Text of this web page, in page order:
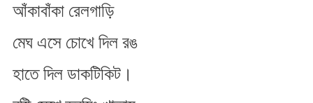
আঁকাবাঁকা রেলগাড়ি
মেঘ এসে চোখে দিল রঙ
হাতে দিল ডাকটিকিট।